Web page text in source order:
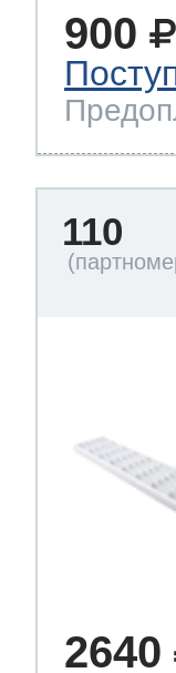
900
110
2640